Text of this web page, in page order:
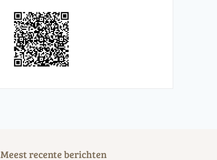
Meest recente berichten